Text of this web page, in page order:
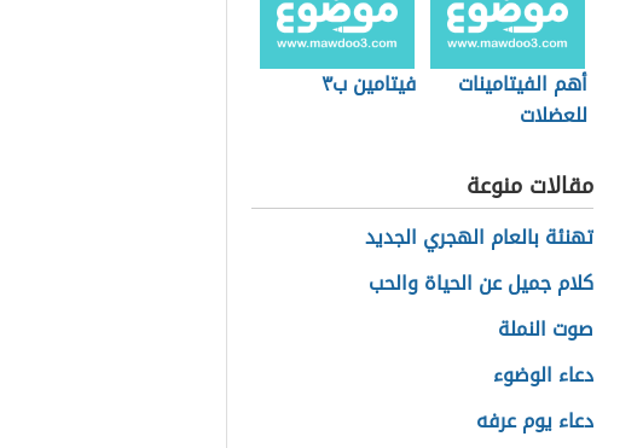
أهم الفيتامينات
للعضلات
فيتامين ب٣
مقالات منوعة
تهنئة بالعام الهجري الجديد
كلام جميل عن الحياة والحب
صوت النملة
دعاء الوضوء
دعاء يوم عرفه